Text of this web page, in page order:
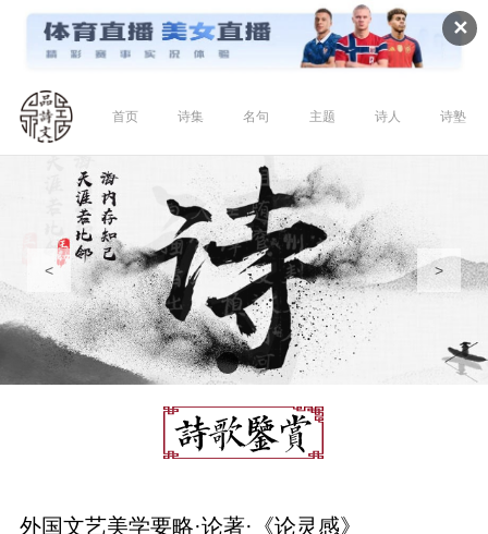
✕
首页 诗集 名句 主题 诗人 诗塾
< >
外国文艺美学要略·论著·《论灵感》